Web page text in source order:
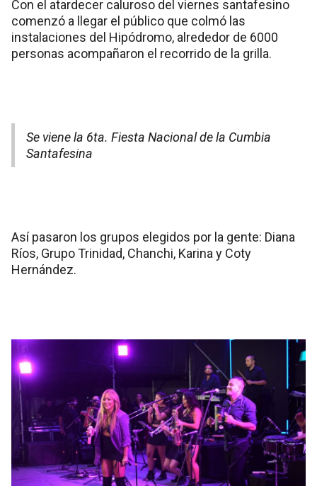
Con el atardecer caluroso del viernes santafesino
comenzó a llegar el público que colmó las
instalaciones del Hipódromo, alrededor de 6000
personas acompañaron el recorrido de la grilla.
Se viene la 6ta. Fiesta Nacional de la Cumbia
Santafesina
Así pasaron los grupos elegidos por la gente: Diana
Ríos, Grupo Trinidad, Chanchi, Karina y Coty
Hernández.